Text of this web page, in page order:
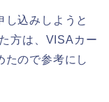
し込みしようと
方は、VISAカー
たので参考にし